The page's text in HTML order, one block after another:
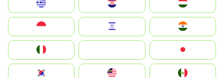
Magyarország
South Korea